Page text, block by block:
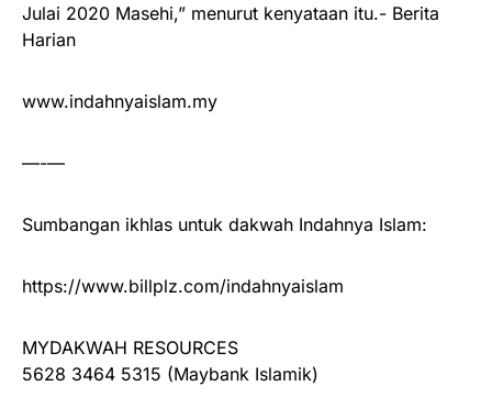
Julai 2020 Masehi,” menurut kenyataan itu.- Berita
Harian
www.indahnyaislam.my
—-—
Sumbangan ikhlas untuk dakwah Indahnya Islam:
https://www.billplz.com/indahnyaislam
MYDAKWAH RESOURCES
5628 3464 5315 (Maybank Islamik)